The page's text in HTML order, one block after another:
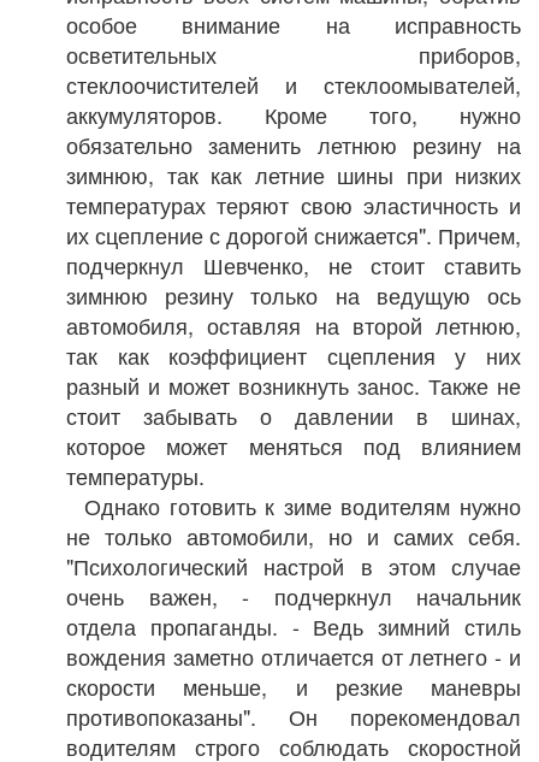
особое внимание на исправность
осветительных приборов,
стеклоочистителей и стеклоомывателей,
аккумуляторов. Кроме того, нужно
обязательно заменить летнюю резину на
зимнюю, так как летние шины при низких
температурах теряют свою эластичность и
их сцепление с дорогой снижается". Причем,
подчеркнул Шевченко, не стоит ставить
зимнюю резину только на ведущую ось
автомобиля, оставляя на второй летнюю,
так как коэффициент сцепления у них
разный и может возникнуть занос. Также не
стоит забывать о давлении в шинах,
которое может меняться под влиянием
температуры.
Однако готовить к зиме водителям нужно
не только автомобили, но и самих себя.
"Психологический настрой в этом случае
очень важен, - подчеркнул начальник
отдела пропаганды. - Ведь зимний стиль
вождения заметно отличается от летнего - и
скорости меньше, и резкие маневры
противопоказаны". Он порекомендовал
водителям строго соблюдать скоростной